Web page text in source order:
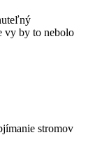
vy by to nebolo